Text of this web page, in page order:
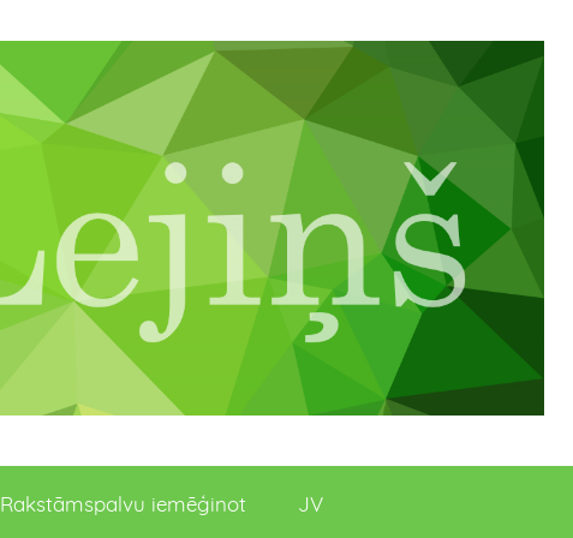
Rakstāmspalvu iemēģinot JV